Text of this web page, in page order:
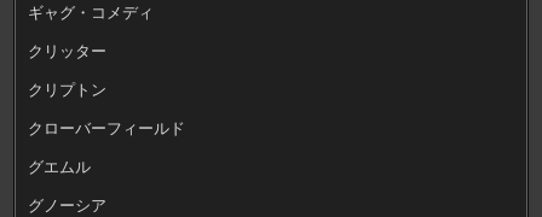
ギャグ・コメディ
クリッター
クリプトン
クローバーフィールド
グエムル
グノーシア